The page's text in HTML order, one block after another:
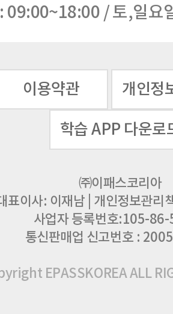
09:00~18:00 / 토,일요
이용약관 개인정
학습 APP 다운로
㈜이패스코리아
표이사: 이재남 개인정보관리
사업자 등록번호:105-
통신판매업 신고번호 :
EPASSKOREA ALL